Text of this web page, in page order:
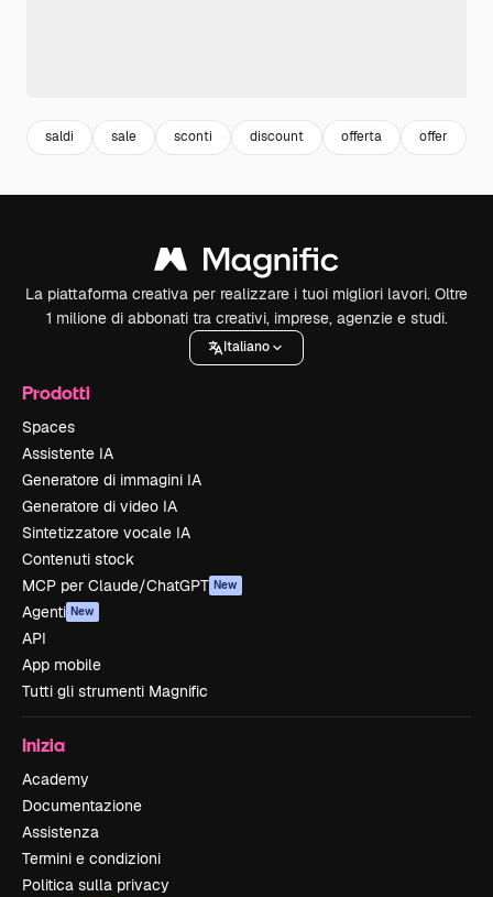
saldi sale sconti discount offerta offer
La piattaforma creativa per realizzare i tuoi migliori lavori. Oltre
1 milione di abbonati tra creativi, imprese, agenzie e studi.
Italiano
Prodotti
Spaces
Assistente IA
Generatore di immagini IA
Generatore di video IA
Sintetizzatore vocale IA
Contenuti stock
MCP per Claude/ChatGPT New
Agenti New
API
App mobile
Tutti gli strumenti Magnific
Inizia
Academy
Documentazione
Assistenza
Termini e condizioni
Politica sulla privacy